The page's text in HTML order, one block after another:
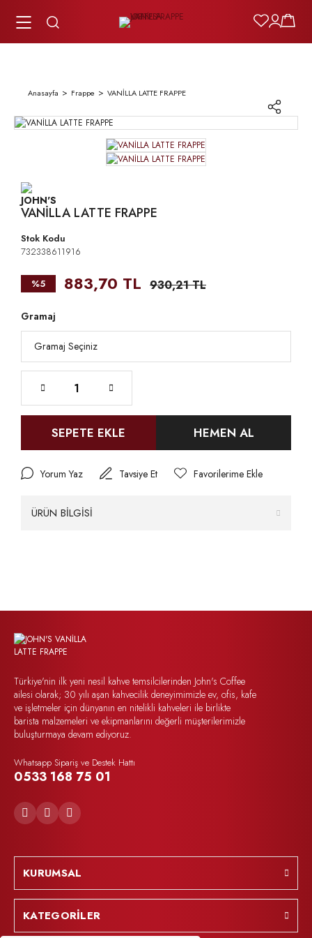
Anasayfa Frappe VANİLLA LATTE FRAPPE
VANİLLA LATTE FRAPPE
Stok Kodu
732338611916
%5 883,70 TL 930,21 TL
Gramaj
SEPETE EKLE HEMEN AL
Yorum Yaz Tavsiye Et
ÜRÜN BİLGİSİ
Türkiye'nin ilk yeni nesil kahve temsilcilerinden John's Coffee
ailesi olarak; 30 yılı aşan kahvecilik deneyimimizle ev, ofis, kafe
ve işletmeler için dünyanın en nitelikli kahveleri ile birlikte
barista malzemeleri ve ekipmanlarını değerli müşterilerimizle
buluşturmaya devam ediyoruz.
Whatsapp Sipariş ve Destek Hattı
0533 168 75 01
KURUMSAL
KATEGORİLER